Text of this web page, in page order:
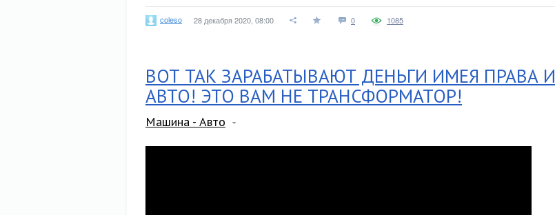
coleso 28 декабря 2020, 08:00 0 1085
ВОТ ТАК ЗАРАБАТЫВАЮТ ДЕНЬГИ ИМЕЯ ПРАВА И
АВТО! ЭТО ВАМ НЕ ТРАНСФОРМАТОР!
Машина - Авто